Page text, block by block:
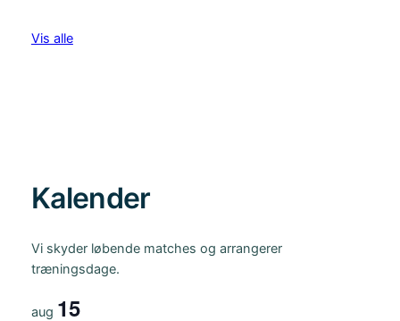
Vis alle
Kalender
Vi skyder løbende matches og arrangerer
træningsdage.
aug 15